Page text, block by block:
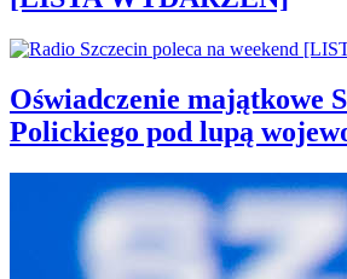
Oświadczenie majątkowe
Polickiego pod lupą